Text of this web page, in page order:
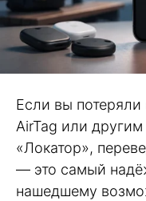
Если вы
AirTag или
«Локатор»,
— это самый
нашедшему